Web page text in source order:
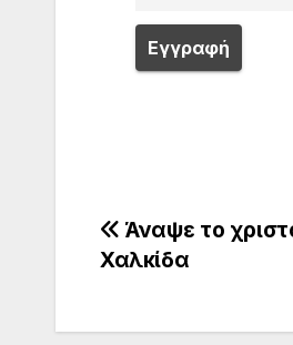
Πλοήγηση
Άναψε το
Χαλκίδα